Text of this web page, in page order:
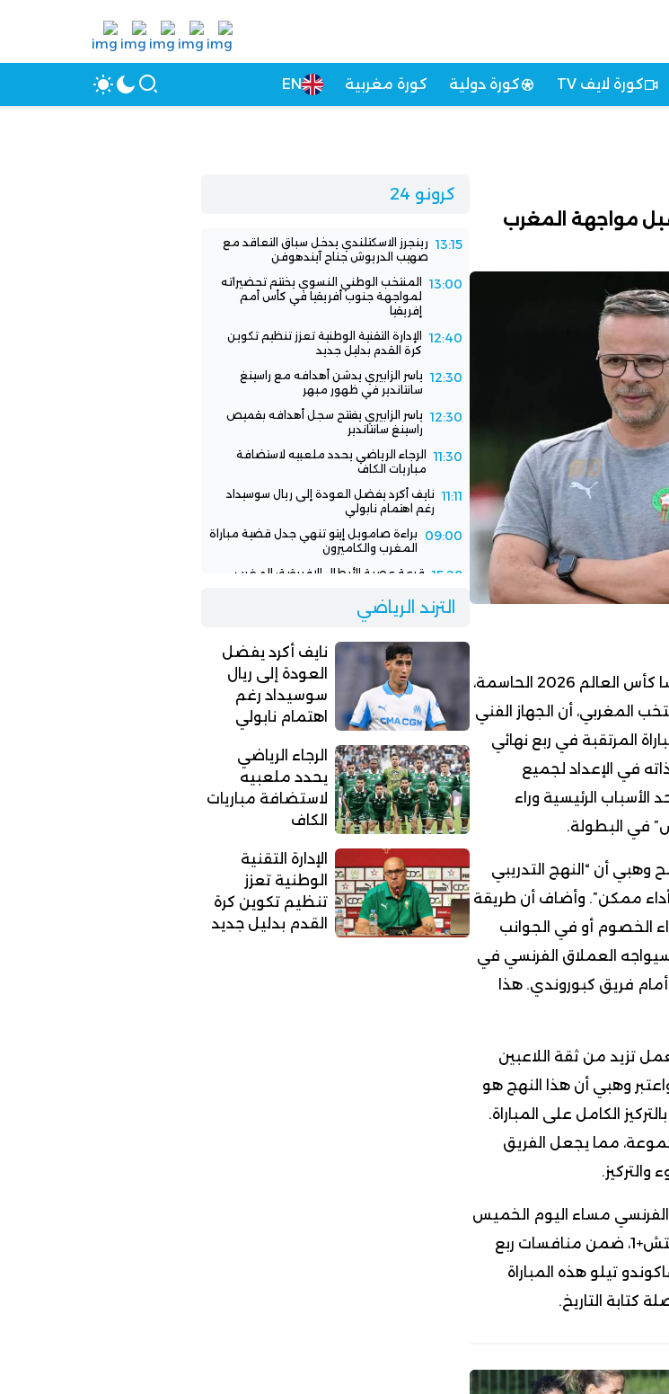
كورة لايف TV كورة دولية كورة مغربية EN
مواجهة المغرب
تترقب الجماهير بشغف مواجهة المغرب وفرنسا كأس العالم 2026 الحاسمة،
المغربي، أن الجهاز الفني
المرتقبة في ربع نهائي
في الإعداد لجميع
الرئيسية وراء
في البطولة.
وهبي أن “النهج التدريبي
أداء ممكن”. وأضاف أن طريقة
الخصوم أو في الجوانب
سيواجه العملاق الفرنسي في
فريق كبوروندي. هذا
تزيد من ثقة اللاعبين
وهبي أن هذا النهج هو
الكامل على المباراة.
مما يجعل الفريق
الفرنسي مساء اليوم الخميس
في تمام الساعة التاسعة مساءً بتوقيت غرينيتش+1، ضمن منافسات ربع
تيلو هذه المباراة
كتابة التاريخ.
كرونو 24
13:15 رينجرز الاسكتلندي يدخل سباق التعاقد مع
صهيب الدريوش جناح آيندهوفن
13:00
المنتخب الوطني النسوي يختتم تحضيراته
لمواجهة جنوب أفريقيا في كأس أمم
إفريقيا
12:40
الإدارة التقنية الوطنية تعزز تنظيم تكوين
كرة القدم بدليل جديد
12:30 ياسر الزابيري يدشن أهدافه مع راسينغ
سانتاندير في ظهور مبهر
12:30 ياسر الزابيري يفتتح سجل أهدافه بقميص
راسينغ سانتاندير
11:30
الرجاء الرياضي يحدد ملعبيه لاستضافة
مباريات الكاف
11:11 نايف أكرد يفضل العودة إلى ريال سوسيداد
رغم اهتمام نابولي
09:00
براءة صامويل إيتو تنهي جدل قضية مباراة
المغرب والكاميرون
15:28 قرعة عصبة الأبطال الإفريقية: المغرب
جديدة
برسالة مؤثرة وينضم للأهلي المصري
الترند الرياضي
نايف أكرد يفضل
العودة إلى ريال
سوسيداد رغم
اهتمام نابولي
الرجاء الرياضي
يحدد ملعبيه
لاستضافة مباريات
الكاف
الإدارة التقنية
الوطنية تعزز
تنظيم تكوين كرة
القدم بدليل جديد